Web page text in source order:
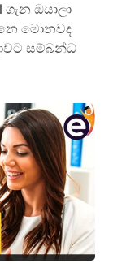
ගැන ඔයාලා
මොනවද
සම්බන්ධ